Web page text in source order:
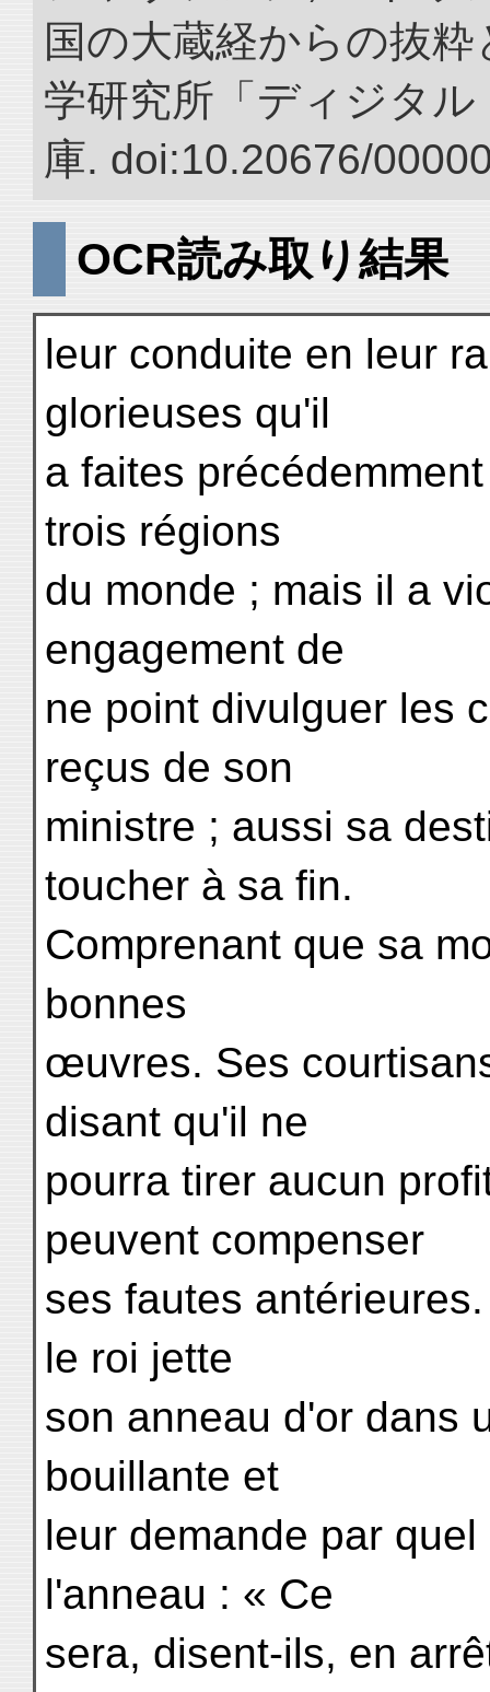
国の大蔵経からの抜
学研究所「ディジタ
庫. doi:10.20676/
OCR読み取り結果
leur conduite en leur
glorieuses qu'il
a faites
trois régions
du monde ; mais il a
engagement de
ne point divulguer les
reçus de son
ministre ; aussi sa
toucher à sa fin.
Comprenant que sa
bonnes
œuvres. Ses
disant qu'il ne
pourra tirer aucun
peuvent compenser
ses fautes
le roi jette
son anneau d'or dans
bouillante et
leur demande par
l'anneau : « Ce
sera, disent-ils, en